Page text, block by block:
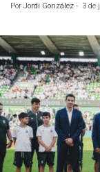
Por Jordi González - 3 de